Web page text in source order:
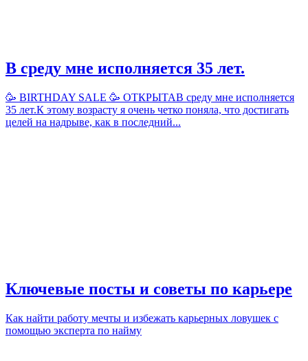
В среду мне исполняется 35 лет.
🥳 BIRTHDAY SALE 🥳 ОТКРЫТАВ среду мне исполняется
35 лет.К этому возрасту я очень четко поняла, что достигать
целей на надрыве, как в последний...
Ключевые посты и советы по карьере
Как найти работу мечты и избежать карьерных ловушек с
помощью эксперта по найму